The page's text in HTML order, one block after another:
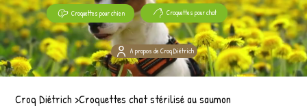
Croq Diétrich >Croquettes chat stérilisé au saumon
Croquettes pour chien Croquettes pour chat
A propos de Croq Diétrich